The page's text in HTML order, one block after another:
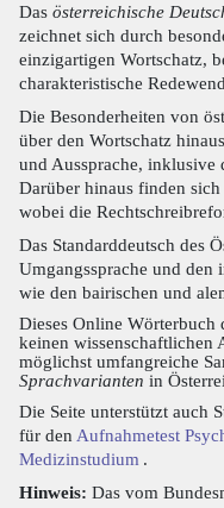
Das österreichische
zeichnet sich durch
einzigartigen Wortschatz,
charakteristische
Die Besonderheiten von
über den Wortschatz
und Aussprache, inklusive
Darüber hinaus finden
wobei die
Das Standarddeutsch des
Umgangssprache und den
wie den bairischen und
Dieses Online Wörterbuch
keinen wissenschaftlichen
möglichst umfangreiche
Sprachvarianten in
Die Seite unterstützt auch
für den Aufnahmetest
Medizinstudium .
Hinweis: Das vom